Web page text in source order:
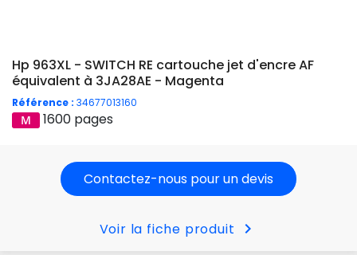
Hp 963XL - SWITCH RE cartouche jet d'encre AF
équivalent à 3JA28AE - Magenta
Référence : 34677013160
1600 pages
Contactez-nous pour un devis
Voir la fiche produit chevron_right